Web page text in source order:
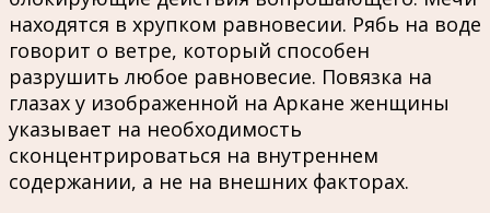
находятся в хрупком равновесии. Рябь на воде
говорит о ветре, который способен
разрушить любое равновесие. Повязка на
глазах у изображенной на Аркане женщины
указывает на необходимость
сконцентрироваться на внутреннем
содержании, а не на внешних факторах.